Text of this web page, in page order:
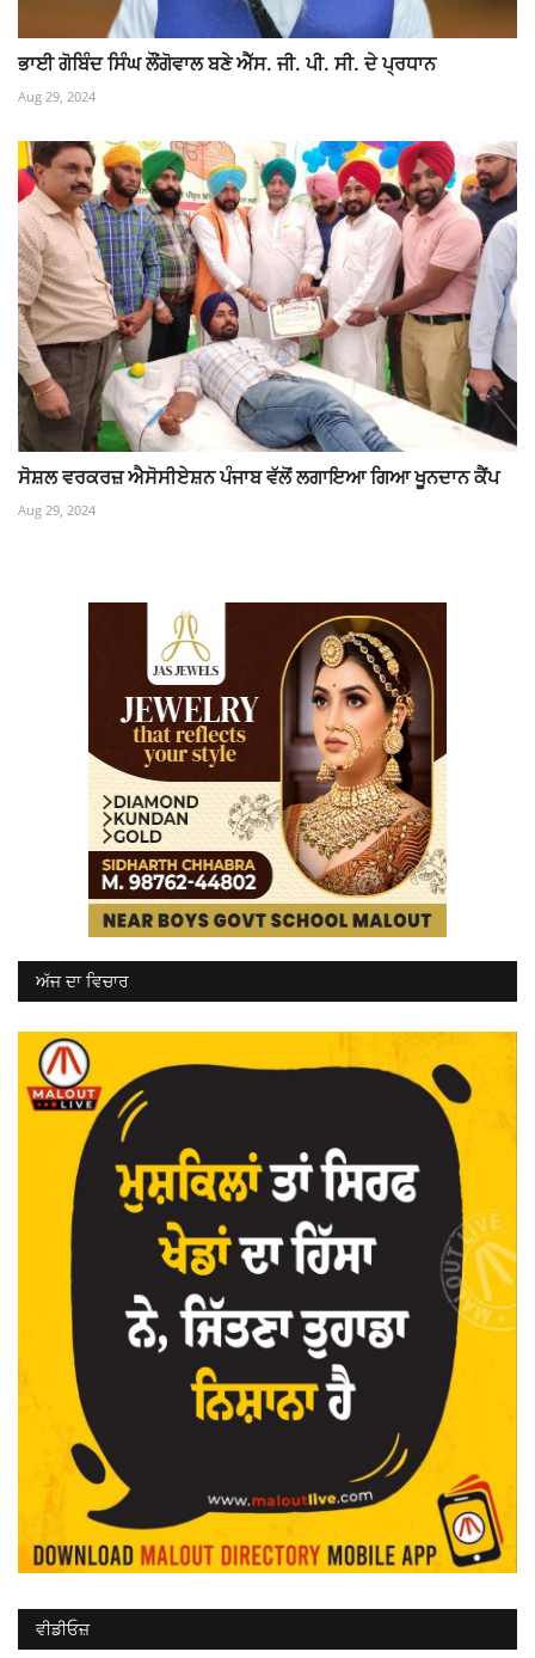
ਭਾਈ ਗੋਬਿੰਦ ਸਿੰਘ ਲੌਂਗੋਵਾਲ ਬਣੇ ਐੱਸ. ਜੀ. ਪੀ. ਸੀ. ਦੇ ਪ੍ਰਧਾਨ
Aug 29, 2024
ਸੋਸ਼ਲ ਵਰਕਰਜ਼ ਐਸੋਸੀਏਸ਼ਨ ਪੰਜਾਬ ਵੱਲੋਂ ਲਗਾਇਆ ਗਿਆ ਖੂਨਦਾਨ ਕੈਂਪ
Aug 29, 2024
ਅੱਜ ਦਾ ਵਿਚਾਰ
ਵੀਡੀਓਜ਼